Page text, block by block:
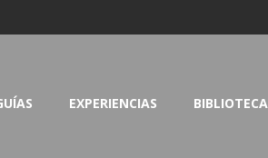
EXPERIENCIAS BIBLIOTECA